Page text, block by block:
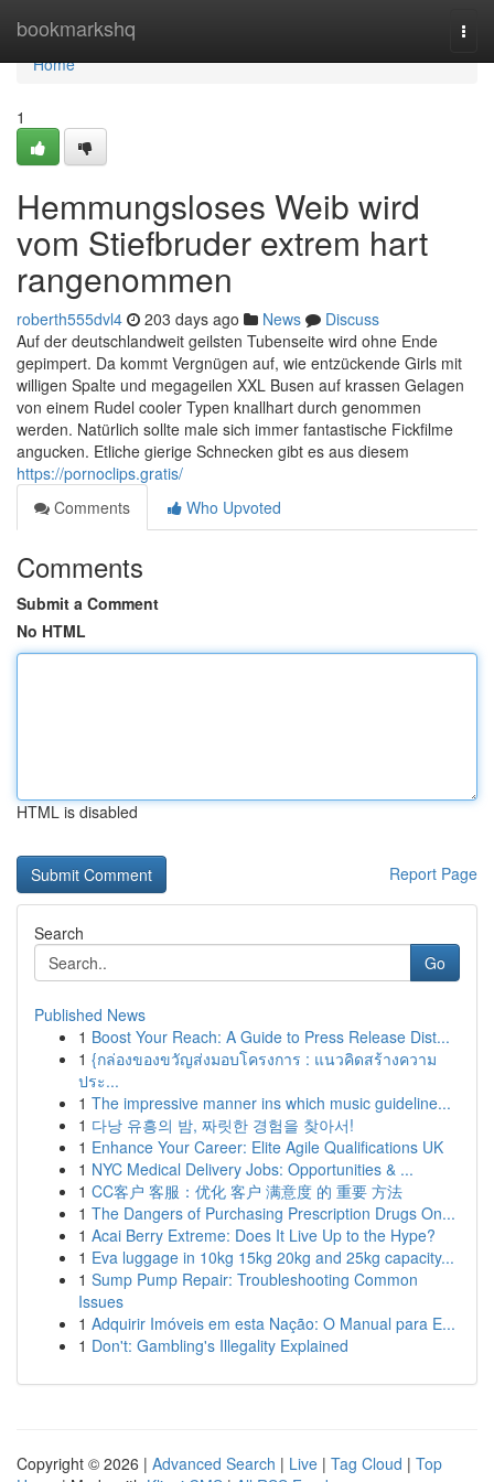
bookmarkshq
Home
Home
1
Hemmungsloses Weib wird
vom Stiefbruder extrem hart
rangenommen
roberth555dvl4 203 days ago News
Discuss
Auf der deutschlandweit geilsten Tubenseite wird ohne Ende
gepimpert. Da kommt Vergnügen auf, wie entzückende Girls mit
willigen Spalte und megageilen XXL Busen auf krassen Gelagen
von einem Rudel cooler Typen knallhart durch genommen
werden. Natürlich sollte male sich immer fantastische Fickfilme
angucken. Etliche gierige Schnecken gibt es aus diesem
https://pornoclips.gratis/
Comments
Who Upvoted
Comments
Submit a Comment
No HTML
HTML is disabled
Report Page
Search
Go
Published News
1 Boost Your Reach: A Guide to Press Release Dist...
1 {กล่องของขวัญส่งมอบโครงการ : แนวคิดสร้างความ
ประ...
1 The impressive manner ins which music guideline...
1 다낭 유흥의 밤, 짜릿한 경험을 찾아서!
1 Enhance Your Career: Elite Agile Qualifications UK
1 NYC Medical Delivery Jobs: Opportunities & ...
1 CC客户 客服：优化 客户 满意度 的 重要 方法
1 The Dangers of Purchasing Prescription Drugs On...
1 Acai Berry Extreme: Does It Live Up to the Hype?
1 Eva luggage in 10kg 15kg 20kg and 25kg capacity...
1 Sump Pump Repair: Troubleshooting Common
Issues
1 Adquirir Imóveis em esta Nação: O Manual para E...
1 Don't: Gambling's Illegality Explained
Copyright © 2026 | Advanced Search | Live | Tag Cloud | Top